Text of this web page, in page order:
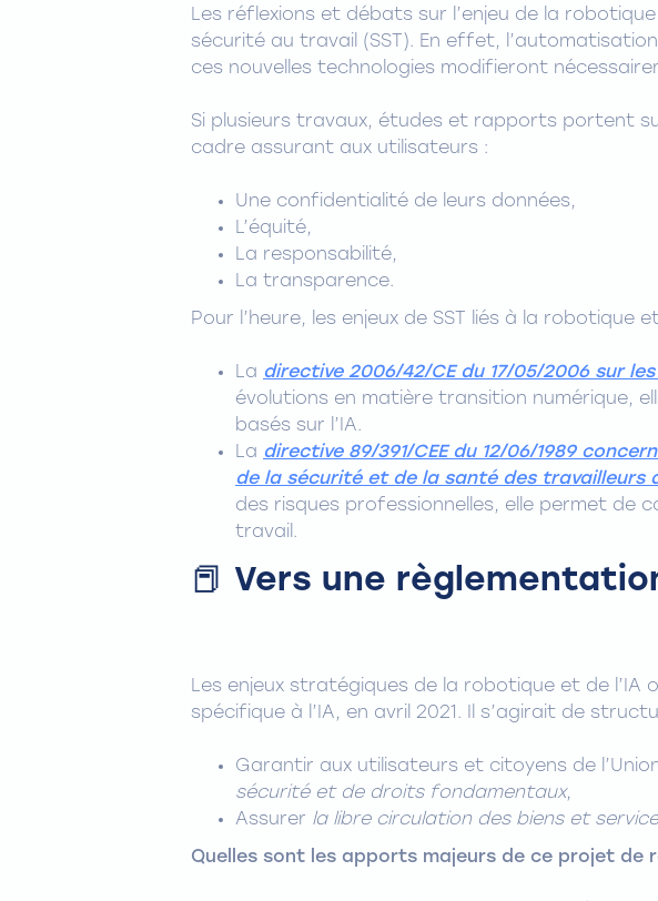
Les réflexions et débats sur l’enjeu de la
sécurité au travail (SST). En effet,
ces nouvelles technologies modifieront
Si plusieurs travaux, études et rapports portent
cadre assurant aux utilisateurs :
Une confidentialité de leurs données,
L’équité,
La responsabilité,
La transparence.
Pour l’heure, les enjeux de SST liés à la
La directive 2006/42/CE du 17/05/2006 sur
évolutions en matière transition numérique,
basés sur l’IA.
La directive 89/391/CEE du 12/06/1989
de la sécurité et de la santé des travailleurs
des risques professionnelles, elle permet de
travail.
📕 Vers une
Les enjeux stratégiques de la robotique et de
spécifique à l’IA, en avril 2021. Il s’agirait de
Garantir aux utilisateurs et citoyens de
sécurité et de droits fondamentaux,
Assurer la libre circulation des biens et
Quelles sont les apports majeurs de ce projet de